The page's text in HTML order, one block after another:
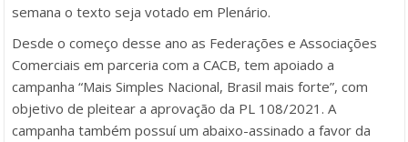
semana o texto seja votado em Plenário.
Desde o começo desse ano as Federações e Associações
Comerciais em parceria com a CACB, tem apoiado a
campanha “Mais Simples Nacional, Brasil mais forte”, com
objetivo de pleitear a aprovação da PL 108/2021. A
campanha também possuí um abaixo-assinado a favor da